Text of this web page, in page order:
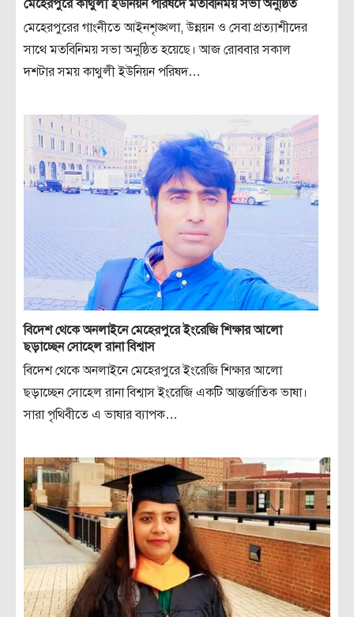
মেহেরপুরে কাথুলী ইউনিয়ন পরিষদে মতবিনিময় সভা অনুষ্ঠিত
মেহেরপুরের গাংনীতে আইনশৃঙ্খলা, উন্নয়ন ও সেবা প্রত্যাশীদের
সাথে মতবিনিময় সভা অনুষ্ঠিত হয়েছে। আজ রোববার সকাল
দশটার সময় কাথুলী ইউনিয়ন পরিষদ…
বিদেশ থেকে অনলাইনে মেহেরপুরে ইংরেজি শিক্ষার আলো
ছড়াচ্ছেন সোহেল রানা বিশ্বাস
বিদেশ থেকে অনলাইনে মেহেরপুরে ইংরেজি শিক্ষার আলো
ছড়াচ্ছেন সোহেল রানা বিশ্বাস ইংরেজি একটি আন্তর্জাতিক ভাষা।
সারা পৃথিবীতে এ ভাষার ব্যাপক…